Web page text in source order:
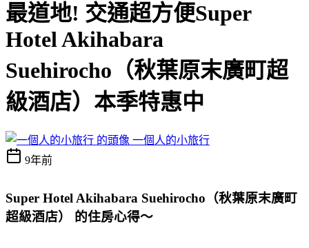
最道地! 交通超方便Super
Hotel Akihabara
Suehirocho（秋葉原末廣町超
級酒店）本季特惠中
一個人的小旅行
9年前
Super Hotel Akihabara Suehirocho（秋葉原末廣町
超級酒店） 的住房心得～